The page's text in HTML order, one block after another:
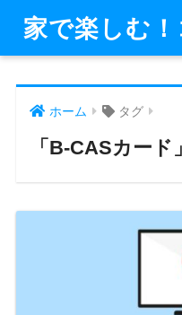
家で楽しむ
ホーム タグ
「B-CASカー